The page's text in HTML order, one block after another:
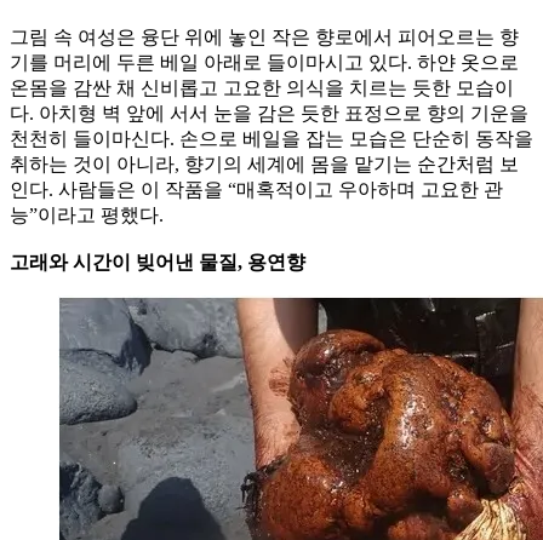
그림 속 여성은 융단 위에 놓인 작은 향로에서 피어오르는 향
기를 머리에 두른 베일 아래로 들이마시고 있다. 하얀 옷으로
온몸을 감싼 채 신비롭고 고요한 의식을 치르는 듯한 모습이
다. 아치형 벽 앞에 서서 눈을 감은 듯한 표정으로 향의 기운을
천천히 들이마신다. 손으로 베일을 잡는 모습은 단순히 동작을
취하는 것이 아니라, 향기의 세계에 몸을 맡기는 순간처럼 보
인다. 사람들은 이 작품을 “매혹적이고 우아하며 고요한 관
능”이라고 평했다.
고래와 시간이 빚어낸 물질, 용연향